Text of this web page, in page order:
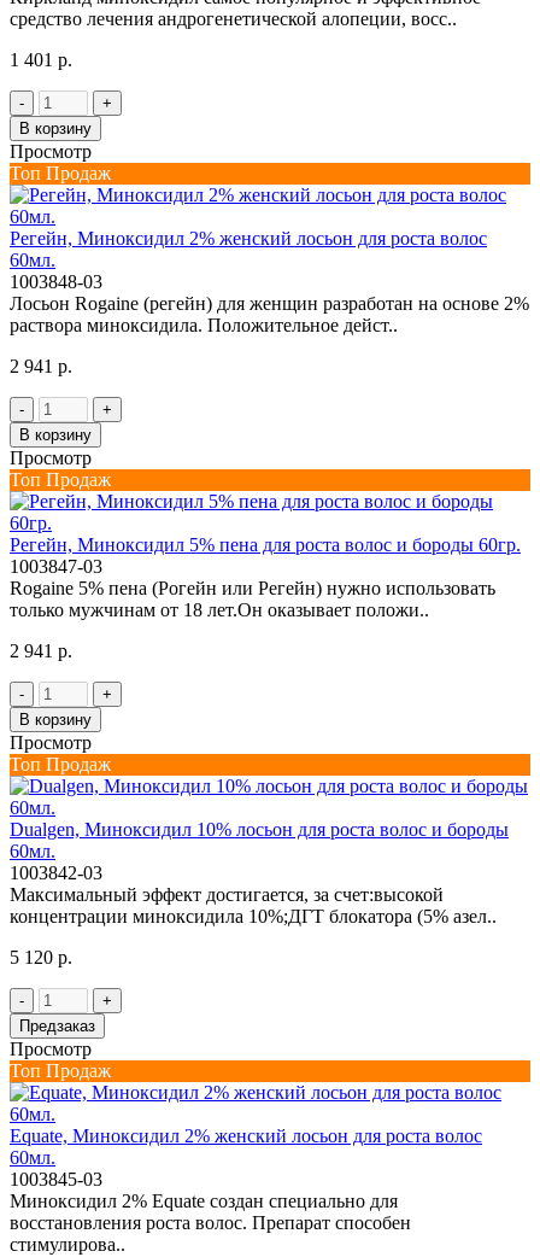
средcтво лечения андрогенетической алопеции, восс..
1 401 р.
-
+
В корзину
Просмотр
Топ Продаж
Регейн, Миноксидил 2% женский лосьон для роста волос
60мл.
1003848-03
Лосьон Rogaine (регейн) для женщин разработан на основе 2%
раствора миноксидила. Положительное дейст..
2 941 р.
-
+
В корзину
Просмотр
Топ Продаж
Регейн, Миноксидил 5% пена для роста волос и бороды 60гр.
1003847-03
Rogaine 5% пена (Рогейн или Регейн) нужно использовать
только мужчинам от 18 лет.Он оказывает положи..
2 941 р.
-
+
В корзину
Просмотр
Топ Продаж
Dualgen, Миноксидил 10% лосьон для роста волос и бороды
60мл.
1003842-03
Максимальный эффект достигается, за счет:высокой
концентрации миноксидила 10%;ДГТ блокатора (5% азел..
5 120 р.
-
+
Предзаказ
Просмотр
Топ Продаж
Equate, Миноксидил 2% женский лосьон для роста волос
60мл.
1003845-03
Миноксидил 2% Equate создан специально для
восстановления роста волос. Препарат способен
стимулирова..